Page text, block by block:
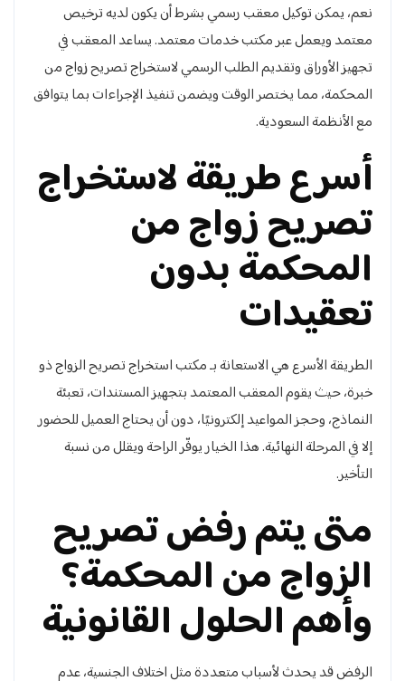
نعم، يمكن توكيل معقب رسمي بشرط أن يكون لديه ترخيص
معتمد ويعمل عبر مكتب خدمات معتمد. يساعد المعقب في
تجهيز الأوراق وتقديم الطلب الرسمي لاستخراج تصريح زواج من
المحكمة، مما يختصر الوقت ويضمن تنفيذ الإجراءات بما يتوافق
مع الأنظمة السعودية.
أسرع طريقة لاستخراج
تصريح زواج من
المحكمة بدون
تعقيدات
الطريقة الأسرع هي الاستعانة بـ مكتب استخراج تصريح الزواج ذو
خبرة، حيث يقوم المعقب المعتمد بتجهيز المستندات، تعبئة
النماذج، وحجز المواعيد إلكترونيًا، دون أن يحتاج العميل للحضور
إلا في المرحلة النهائية. هذا الخيار يوفّر الراحة ويقلل من نسبة
التأخير.
متى يتم رفض تصريح
الزواج من المحكمة؟
وأهم الحلول القانونية
الرفض قد يحدث لأسباب متعددة مثل اختلاف الجنسية، عدم